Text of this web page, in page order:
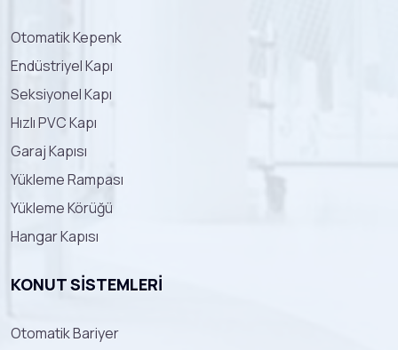
Otomatik Kepenk
Endüstriyel Kapı
Seksiyonel Kapı
Hızlı PVC Kapı
Garaj Kapısı
Yükleme Rampası
Yükleme Körüğü
Hangar Kapısı
KONUT SISTEMLERI
Otomatik Bariyer